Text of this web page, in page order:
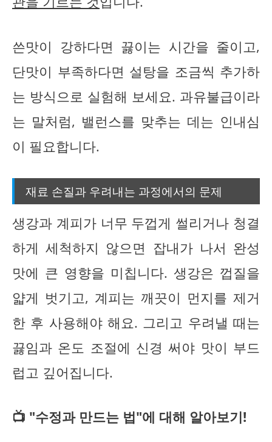
쓴맛이 강하다면 끓이는 시간을 줄이고,
단맛이 부족하다면 설탕을 조금씩 추가하
는 방식으로 실험해 보세요. 과유불급이라
는 말처럼, 밸런스를 맞추는 데는 인내심
이 필요합니다.
재료 손질과 우려내는 과정에서의 문제
생강과 계피가 너무 두껍게 썰리거나 청결
하게 세척하지 않으면 잡내가 나서 완성
맛에 큰 영향을 미칩니다. 생강은 껍질을
얇게 벗기고, 계피는 깨끗이 먼지를 제거
한 후 사용해야 해요. 그리고 우려낼 때는
끓임과 온도 조절에 신경 써야 맛이 부드
럽고 깊어집니다.
📺 "수정과 만드는 법"에 대해 알아보기!